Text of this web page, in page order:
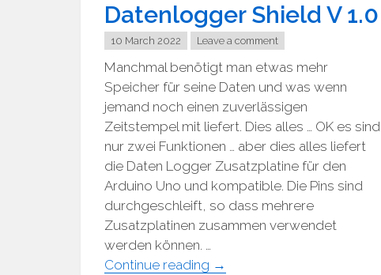
Datenlogger Shield V 1.0
10 March 2022 Leave a comment
Manchmal benötigt man etwas mehr
Speicher für seine Daten und was wenn
jemand noch einen zuverlässigen
Zeitstempel mit liefert. Dies alles … OK es sind
nur zwei Funktionen … aber dies alles liefert
die Daten Logger Zusatzplatine für den
Arduino Uno und kompatible. Die Pins sind
durchgeschleift, so dass mehrere
Zusatzplatinen zusammen verwendet
werden können. …
Continue reading "Daten
→